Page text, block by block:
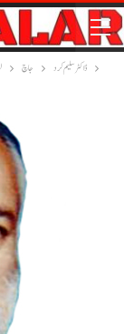
جاچ ڈاکٹر سلیم کرد